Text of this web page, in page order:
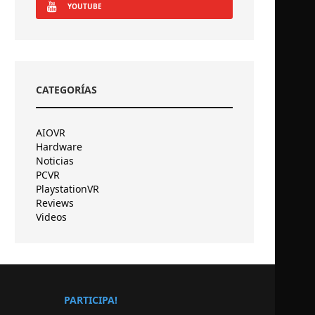
YOUTUBE
CATEGORÍAS
AIOVR
Hardware
Noticias
PCVR
PlaystationVR
Reviews
Videos
PARTICIPA!